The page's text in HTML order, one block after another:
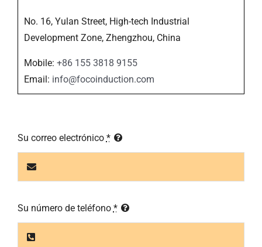
No. 16, Yulan Street, High-tech Industrial
Development Zone, Zhengzhou, China
Mobile: +86 155 3818 9155
Email: info@focoinduction.com
Su correo electrónico *
Su número de teléfono *